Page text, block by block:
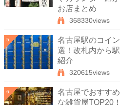
お店まとめ
368330views
5
名古屋駅のコイ
選！改札内から
紹介
320615views
6
名古屋でおすす
な雑貨屋TOP20